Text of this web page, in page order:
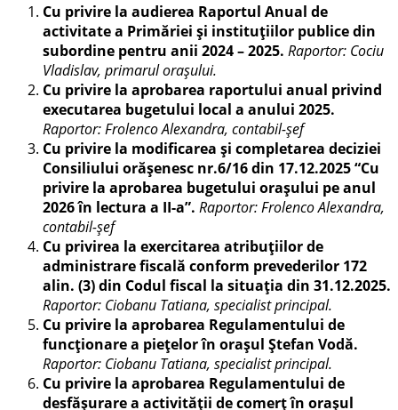
Cu privire la audierea Raportul Anual de
activitate a Primăriei și instituțiilor publice din
subordine pentru anii 2024 – 2025. Raportor: Cociu
Vladislav, primarul orașului.
Cu privire la aprobarea raportului anual privind
executarea bugetului local a anului 2025.
Raportor: Frolenco Alexandra, contabil-șef
Cu privire la modificarea şi completarea deciziei
Consiliului orăşenesc nr.6/16 din 17.12.2025 “Cu
privire la aprobarea bugetului oraşului pe anul
2026 în lectura a II-a”. Raportor: Frolenco Alexandra,
contabil-șef
Cu privirea la exercitarea atribuțiilor de
administrare fiscală conform prevederilor 172
alin. (3) din Codul fiscal la situația din 31.12.2025.
Raportor: Ciobanu Tatiana, specialist principal.
Cu privire la aprobarea Regulamentului de
funcţionare a pieţelor în oraşul Ştefan Vodă.
Raportor: Ciobanu Tatiana, specialist principal.
Cu privire la aprobarea Regulamentului de
desfăşurare a activității de comerţ în orașul